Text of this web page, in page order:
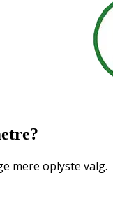
mere oplyste valg.